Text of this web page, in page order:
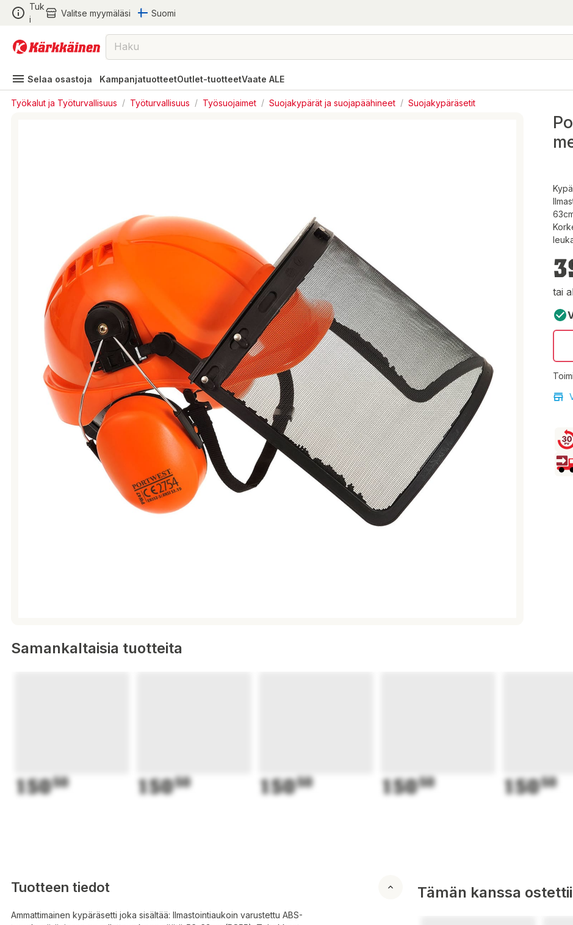
Tuk
i
Valitse myymäläsi Suomi
Selaa osastoja KampanjatuotteetOutlet-tuotteetVaate ALE
Työkalut ja Työturvallisuus / Työturvallisuus / Työsuojaimet / Suojakypärät ja suojapäähineet / Suojakypäräsetit
tai
Samankaltaisia tuotteita
15050 15050 15050 15050 15050
Tuotteen tiedot
Ammattimainen kypäräsetti joka sisältää: Ilmastointiaukoin varustettu ABS-
Tämän kanssa